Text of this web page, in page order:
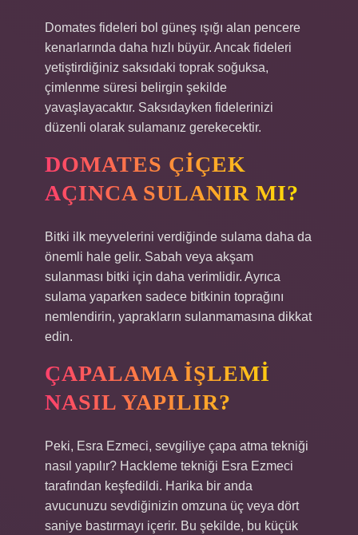
Domates fideleri bol güneş ışığı alan pencere
kenarlarında daha hızlı büyür. Ancak fideleri
yetiştirdiğiniz saksıdaki toprak soğuksa,
çimlenme süresi belirgin şekilde
yavaşlayacaktır. Saksıdayken fidelerinizi
düzenli olarak sulamanız gerekecektir.
DOMATES ÇIÇEK
AÇINCA SULANIR MI?
Bitki ilk meyvelerini verdiğinde sulama daha da
önemli hale gelir. Sabah veya akşam
sulanması bitki için daha verimlidir. Ayrıca
sulama yaparken sadece bitkinin toprağını
nemlendirin, yaprakların sulanmamasına dikkat
edin.
ÇAPALAMA IŞLEMI
NASIL YAPILIR?
Peki, Esra Ezmeci, sevgiliye çapa atma tekniği
nasıl yapılır? Hackleme tekniği Esra Ezmeci
tarafından keşfedildi. Harika bir anda
avucunuzu sevdiğinizin omzuna üç veya dört
saniye bastırmayı içerir. Bu şekilde, bu küçük